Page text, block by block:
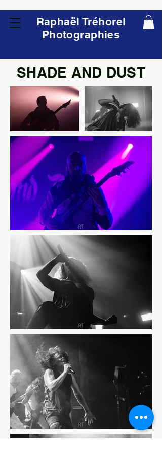
Raphaël Tréhorel
Photographies
SHADE AND DUST